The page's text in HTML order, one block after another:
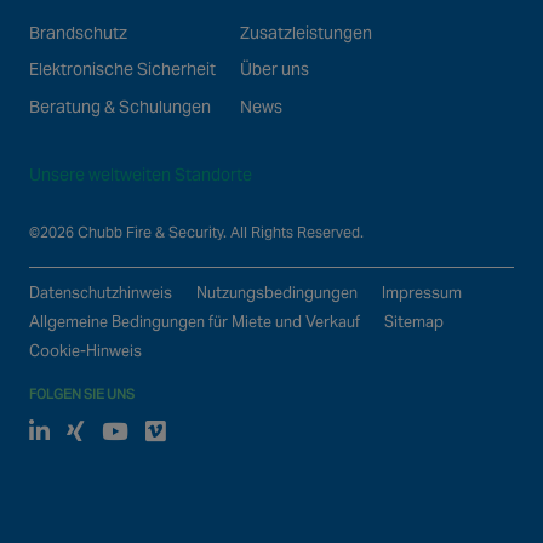
    [text] =>
Brandschutz
Elektronische Sicherheit
Beratung & Schulungen
Zusatzleistungen
Über uns
News
Unsere weltweiten Standorte
©2026 Chubb Fire & Security. All Rights Reserved.
Datenschutzhinweis Nutzungsbedingungen
Impressum
Allgemeine Bedingungen für Miete und Verkauf
Sitemap
Cookie-Hinweis
FOLGEN SIE UNS
Linked In
xing Youtube